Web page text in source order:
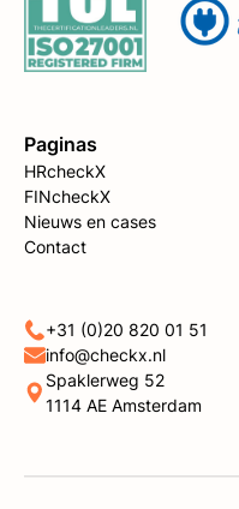
Paginas
HRcheckX
FINcheckX
Nieuws en cases
Contact
+31 (0)20 820 01 51
info@checkx.nl
Spaklerweg 52
1114 AE Amsterdam